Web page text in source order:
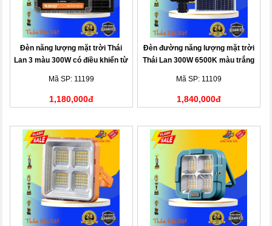
Đèn năng lượng mặt trời Thái
Lan 3 màu 300W có điều khiển từ
Mã SP: 11199
1,180,000đ
Đèn đường năng lượng mặt trời
Thái Lan 300W 6500K màu trắng
Mã SP: 11109
1,840,000đ